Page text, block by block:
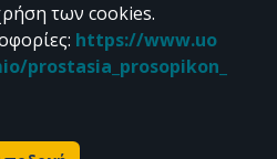
CC BY-NC 4.0
το υλικό της "Περγάμου" διατίθεται
by
των cookies.
: https://www.uo
prostasia_prosopikon_